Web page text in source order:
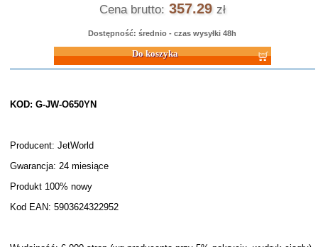
Cena brutto: 357.29 zł
Dostępność: średnio - czas wysyłki 48h
Do koszyka
KOD: G-JW-O650YN
Producent: JetWorld
Gwarancja: 24 miesiące
Produkt 100% nowy
Kod EAN: 5903624322952